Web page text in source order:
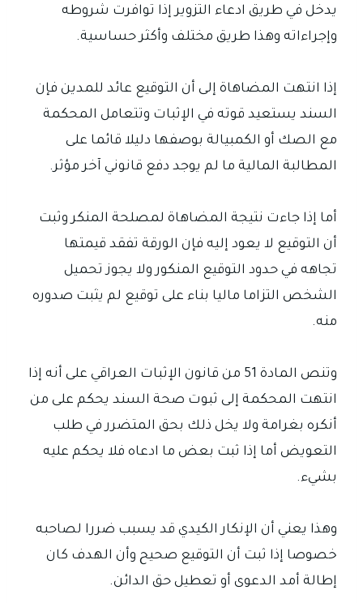
يدخل في طريق ادعاء التزوير إذا توافرت شروطه
وإجراءاته وهذا طريق مختلف وأكثر حساسية.
إذا انتهت المضاهاة إلى أن التوقيع عائد للمدين فإن
السند يستعيد قوته في الإثبات وتتعامل المحكمة
مع الصك أو الكمبيالة بوصفها دليلا قائما على
المطالبة المالية ما لم يوجد دفع قانوني آخر مؤثر.
أما إذا جاءت نتيجة المضاهاة لمصلحة المنكر وثبت
أن التوقيع لا يعود إليه فإن الورقة تفقد قيمتها
تجاهه في حدود التوقيع المنكور ولا يجوز تحميل
الشخص التزاما ماليا بناء على توقيع لم يثبت صدوره
منه.
وتنص المادة 51 من قانون الإثبات العراقي على أنه إذا
انتهت المحكمة إلى ثبوت صحة السند يحكم على من
أنكره بغرامة ولا يخل ذلك بحق المتضرر في طلب
التعويض أما إذا ثبت بعض ما ادعاه فلا يحكم عليه
بشيء.
وهذا يعني أن الإنكار الكيدي قد يسبب ضررا لصاحبه
خصوصا إذا ثبت أن التوقيع صحيح وأن الهدف كان
إطالة أمد الدعوى أو تعطيل حق الدائن.